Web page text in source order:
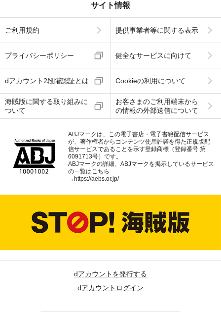
サイト情報
ご利用規約 提供事業者等に関する表示
プライバシーポリシー 健全なサービスに向けて
dアカウント2段階認証とは Cookieの利用について
海賊版に関する取り組みに
ついて
お客さまのご利用端末から
の情報の外部送信について
ABJマークは、この電子書店・電子書籍配信サービス
が、著作権者からコンテンツ使用許諾を得た正規版配
信サービスであることを示す登録商標（登録番号 第
6091713号）です。
ABJマークの詳細、ABJマークを掲示しているサービス
の一覧はこちら
→https://aebs.or.jp/
dアカウントを発行する
dアカウントログイン